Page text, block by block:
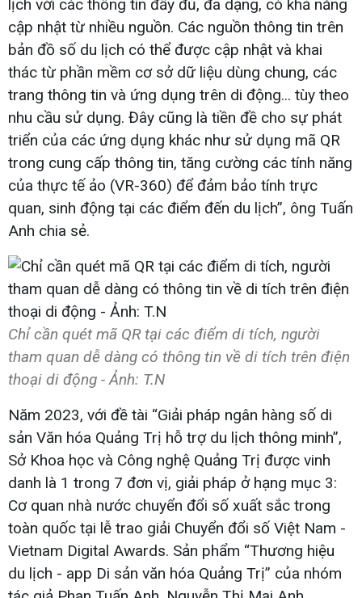
lịch với các thông tin đầy đủ, đa dạng, có khả năng
cập nhật từ nhiều nguồn. Các nguồn thông tin trên
bản đồ số du lịch có thể được cập nhật và khai
thác từ phần mềm cơ sở dữ liệu dùng chung, các
trang thông tin và ứng dụng trên di động... tùy theo
nhu cầu sử dụng. Đây cũng là tiền đề cho sự phát
triển của các ứng dụng khác như sử dụng mã QR
trong cung cấp thông tin, tăng cường các tính năng
của thực tế ảo (VR-360) để đảm bảo tính trực
quan, sinh động tại các điểm đến du lịch”, ông Tuấn
Anh chia sẻ.
Chỉ cần quét mã QR tại các điểm di tích, người
tham quan dễ dàng có thông tin về di tích trên điện
thoại di động - Ảnh: T.N
Năm 2023, với đề tài “Giải pháp ngân hàng số di
sản Văn hóa Quảng Trị hỗ trợ du lịch thông minh”,
Sở Khoa học và Công nghệ Quảng Trị được vinh
danh là 1 trong 7 đơn vị, giải pháp ở hạng mục 3:
Cơ quan nhà nước chuyển đổi số xuất sắc trong
toàn quốc tại lễ trao giải Chuyển đổi số Việt Nam -
Vietnam Digital Awards. Sản phẩm “Thương hiệu
du lịch - app Di sản văn hóa Quảng Trị” của nhóm